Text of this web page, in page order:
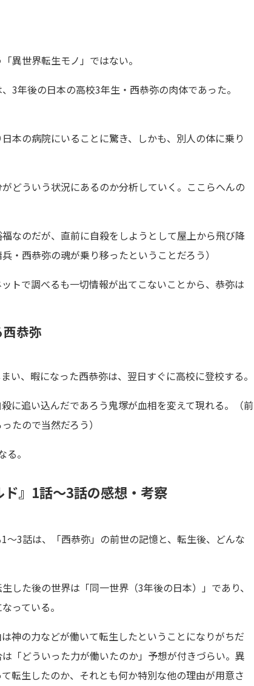
異世界転生モノ」ではない。
3年後の日本の高校3年生・西恭弥の肉体であった。
本の病院にいることに驚き、しかも、別人の体に乗り
どういう状況にあるのか分析していく。ここらへんの
なのだが、直前に自殺をしようとして屋上から飛び降
・西恭弥の魂が乗り移ったということだろう）
トで調べるも一切情報が出てこないことから、恭弥は
恭弥
い、暇になった西恭弥は、翌日すぐに高校に登校する。
に追い込んだであろう鬼塚が血相を変えて現れる。（前
たので当然だろう）
。
ド』1話～3話の感想・考察
～3話は、「西恭弥」の前世の記憶と、転生後、どんな
した後の世界は「同一世界（3年後の日本）」であり、
っている。
神の力などが働いて転生したということになりがちだ
「どういった力が働いたのか」予想が付きづらい。異
転生したのか、それとも何か特別な他の理由が用意さ